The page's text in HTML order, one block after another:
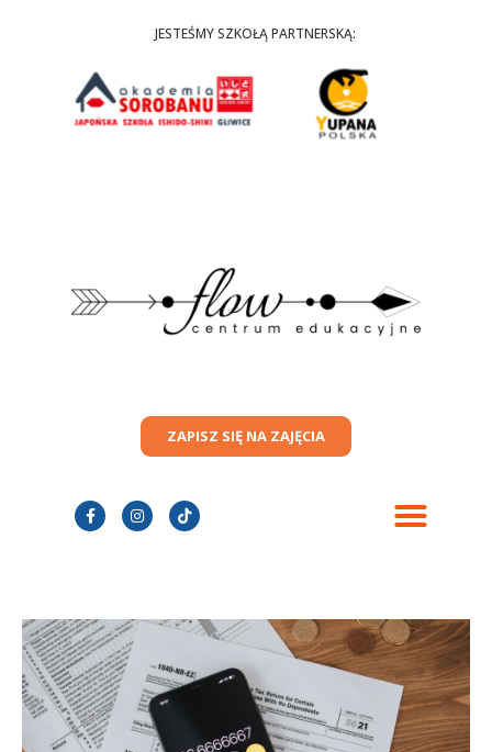
JESTEŚMY SZKOŁĄ PARTNERSKĄ:
ZAPISZ SIĘ NA ZAJĘCIA